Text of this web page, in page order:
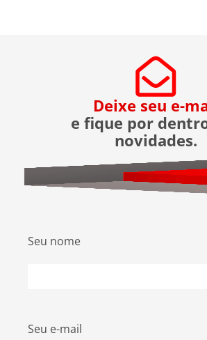
Deixe seu e-
e fique por
novidades.
Seu nome
Seu e-mail